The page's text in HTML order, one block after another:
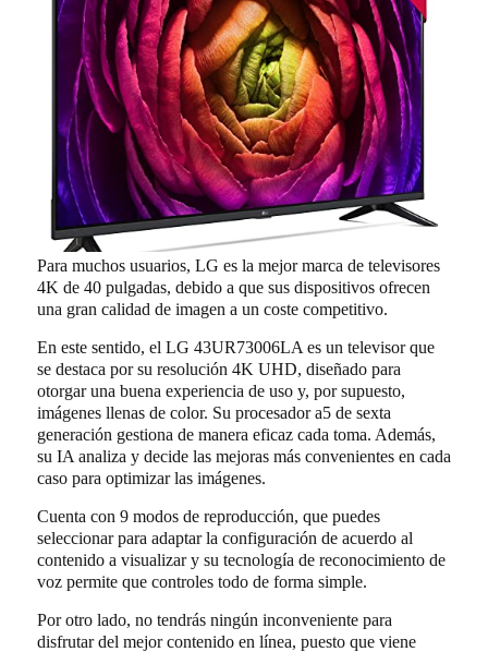
Para muchos usuarios, LG es la mejor marca de televisores
4K de 40 pulgadas, debido a que sus dispositivos ofrecen
una gran calidad de imagen a un coste competitivo.
En este sentido, el LG 43UR73006LA es un televisor que
se destaca por su resolución 4K UHD, diseñado para
otorgar una buena experiencia de uso y, por supuesto,
imágenes llenas de color. Su procesador a5 de sexta
generación gestiona de manera eficaz cada toma. Además,
su IA analiza y decide las mejoras más convenientes en cada
caso para optimizar las imágenes.
Cuenta con 9 modos de reproducción, que puedes
seleccionar para adaptar la configuración de acuerdo al
contenido a visualizar y su tecnología de reconocimiento de
voz permite que controles todo de forma simple.
Por otro lado, no tendrás ningún inconveniente para
disfrutar del mejor contenido en línea, puesto que viene